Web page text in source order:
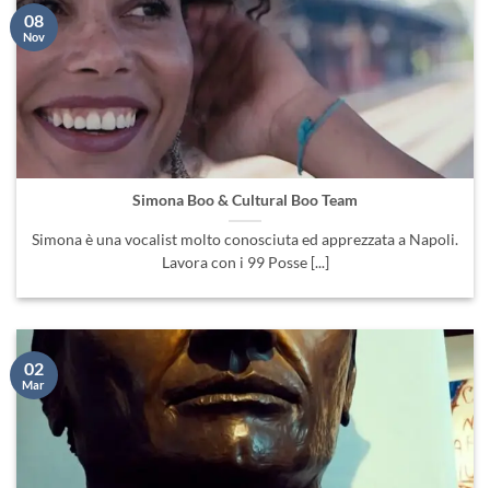
Simona Boo & Cultural Boo Team
Simona è una vocalist molto conosciuta ed apprezzata a Napoli.
Lavora con i 99 Posse [...]
08
Nov
02
Mar